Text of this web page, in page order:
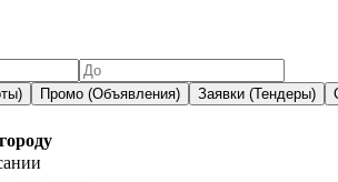
Промо (Объявления) Заявки (Тендеры)